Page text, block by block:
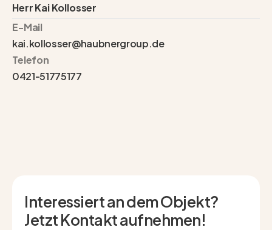
Herr Kai Kollosser
E-Mail
kai.kollosser@haubnergroup.de
Telefon
0421-51775177
Interessiert an dem Objekt?
Jetzt Kontakt aufnehmen!